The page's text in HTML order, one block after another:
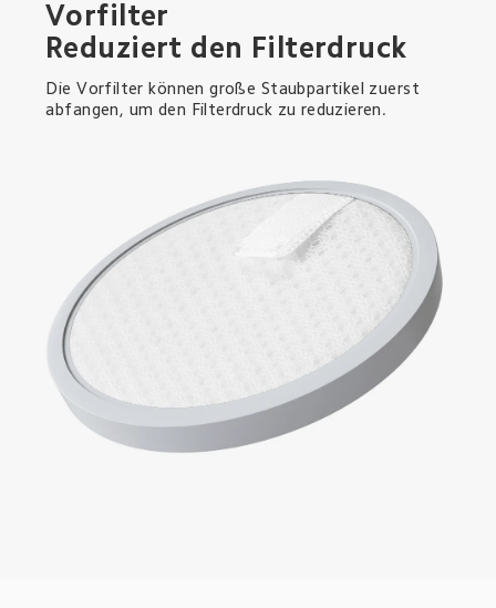
Vorfilter
Reduziert den Filterdruck
Die Vorfilter können große Staubpartikel zuerst
abfangen, um den Filterdruck zu reduzieren.